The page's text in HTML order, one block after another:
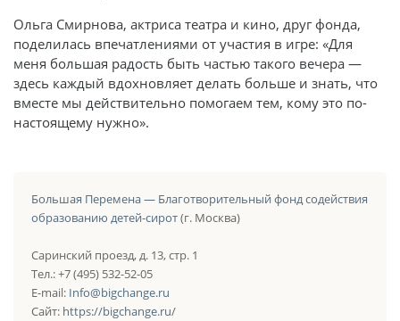
Ольга Смирнова, актриса театра и кино, друг фонда,
поделилась впечатлениями от участия в игре: «Для
меня большая радость быть частью такого вечера —
здесь каждый вдохновляет делать больше и знать, что
вместе мы действительно помогаем тем, кому это по-
настоящему нужно».
Большая Перемена — Благотворительный фонд содействия
образованию детей-сирот(г. Москва)
Саринский проезд, д. 13, стр. 1
Тел.: +7 (495) 532-52-05
E-mail: Info@bigchange.ru
Сайт: https://bigchange.ru/